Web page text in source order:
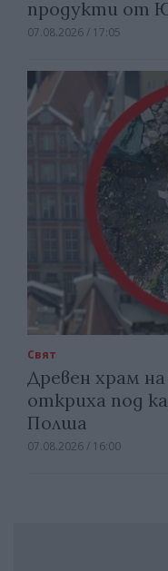
продукти от
07.08.2026 / 17:05
Свят
Древен храм
откриха под
Полша
07.08.2026 / 16:00